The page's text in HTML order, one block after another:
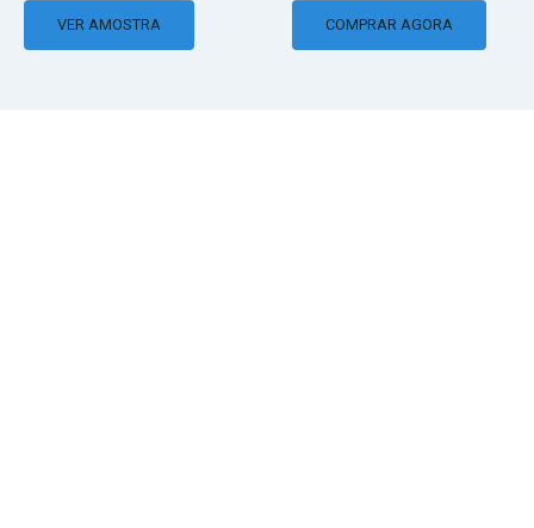
VER AMOSTRA COMPRAR AGORA